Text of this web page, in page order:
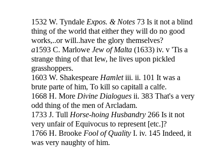
1532 W. Tyndale Expos. & Notes 73 Is it not a blind
thing of the world that either they will do no good
works,..or will..have the glory themselves?
a1593 C. Marlowe Jew of Malta (1633) iv. v 'Tis a
strange thing of that Iew, he lives upon pickled
grasshoppers.
1603 W. Shakespeare Hamletiii. ii. 101 It was a
brute parte of him, To kill so capitall a calfe.
1668 H. More Divine Dialogues ii. 383 That's a very
odd thing of the men of Arcladam.
1733 J. Tull Horse-hoing Husbandry 266 Is it not
very unfair of Equivocus to represent [etc.]?
1766 H. Brooke Fool of Quality I. iv. 145 Indeed, it
was very naughty of him.